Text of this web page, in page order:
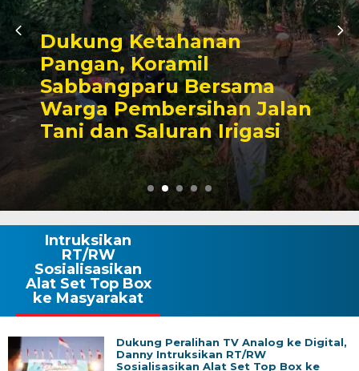
Kunjungan Audiensi ke
Bupati Wajo, Kapolres
Komitmen Perkuat
Kamtibmas dan
Pembangunan
Intruksikan
RT/RW
Sosialisasikan
Alat Set Top Box
ke Masyarakat
Dukung Peralihan TV Analog ke Digital,
Danny Intruksikan RT/RW
Sosialisasikan Alat Set Top Box ke